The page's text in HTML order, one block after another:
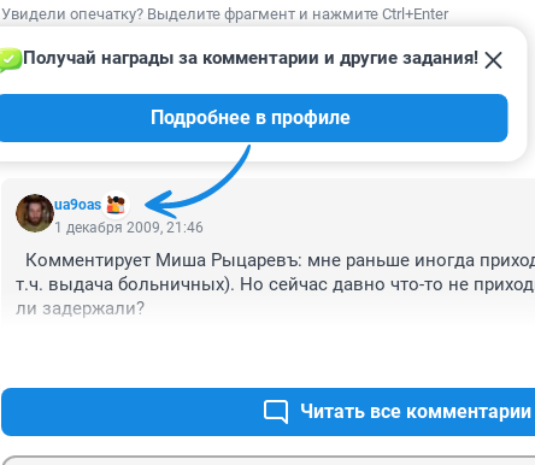
Увидели опечатку? Выделите фрагмент и нажмите Ctrl+Enter
КОММЕНТАРИИ 1
ua9oas
Получай награды за комментарии и другие задания!
Подробнее в профиле
1 декабря 2009, 21:46
Комментирует Миша Рыцаревъ: мне раньше иногда
т.ч. выдача больничных). Но сейчас давно что-то не
ли задержали?
Читать все комментарии